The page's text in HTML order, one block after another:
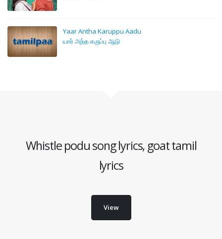
Yaar Antha Karuppu Aadu
யார் அந்த கருப்பு ஆடு
Whistle podu song lyrics, goat tamil
lyrics
View